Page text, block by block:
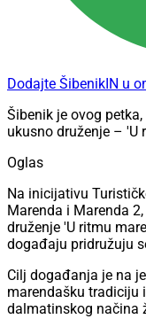
Dodajte ŠibenikIN u
Šibenik je ovog
ukusno druženje – 'U
Oglas
Na inicijativu
Marenda i Marenda
druženje 'U ritmu
događaju pridružuju
Cilj događanja je na
marendašku tradiciju
dalmatinskog načina